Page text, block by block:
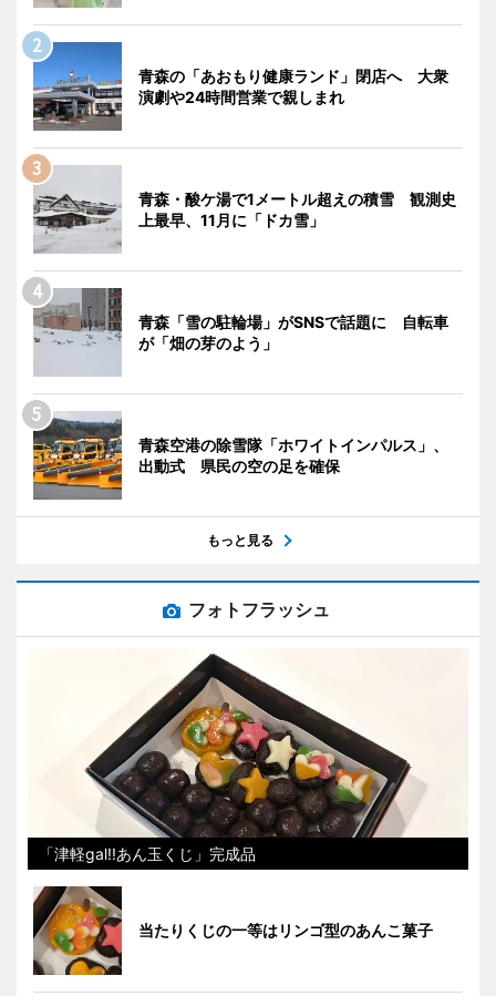
青森の「あおもり健康ランド」閉店へ 大衆
演劇や24時間営業で親しまれ
青森・酸ケ湯で1メートル超えの積雪 観測史
上最早、11月に「ドカ雪」
青森「雪の駐輪場」がSNSで話題に 自転車
が「畑の芽のよう」
青森空港の除雪隊「ホワイトインパルス」、
出動式 県民の空の足を確保
もっと見る
フォトフラッシュ
「津軽gal!!あん玉くじ」完成品
当たりくじの一等はリンゴ型のあんこ菓子